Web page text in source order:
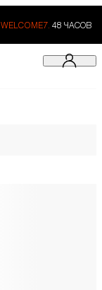
WELCOME7. 48 ЧАСОВ